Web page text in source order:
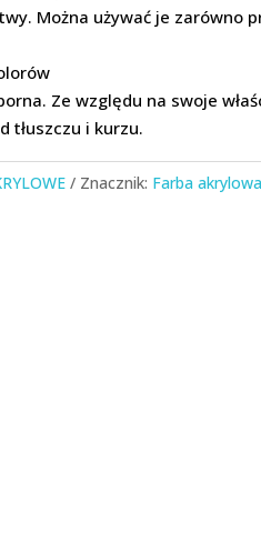
Można używać je zarówno
Ze względu na swoje
tłuszczu i kurzu.
Znacznik: Farba